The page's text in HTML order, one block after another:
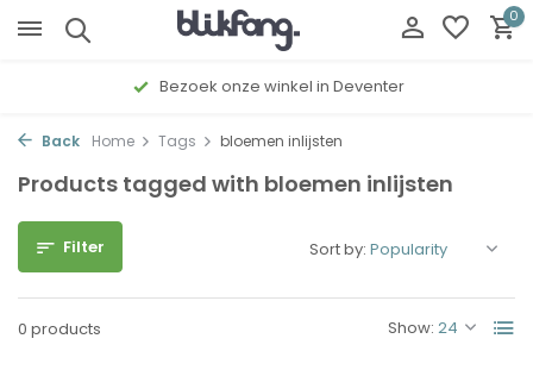
0
Bezoek onze winkel in Deventer
Back Home Tags bloemen inlijsten
Products tagged with bloemen inlijsten
Filter
0 products Show:
Sort by: